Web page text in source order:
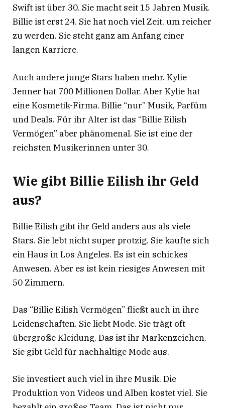
Swift ist über 30. Sie macht seit 15 Jahren Musik.
Billie ist erst 24. Sie hat noch viel Zeit, um reicher
zu werden. Sie steht ganz am Anfang einer
langen Karriere.
Auch andere junge Stars haben mehr. Kylie
Jenner hat 700 Millionen Dollar. Aber Kylie hat
eine Kosmetik-Firma. Billie “nur” Musik, Parfüm
und Deals. Für ihr Alter ist das “Billie Eilish
Vermögen” aber phänomenal. Sie ist eine der
reichsten Musikerinnen unter 30.
Wie gibt Billie Eilish ihr Geld
aus?
Billie Eilish gibt ihr Geld anders aus als viele
Stars. Sie lebt nicht super protzig. Sie kaufte sich
ein Haus in Los Angeles. Es ist ein schickes
Anwesen. Aber es ist kein riesiges Anwesen mit
50 Zimmern.
Das “Billie Eilish Vermögen” fließt auch in ihre
Leidenschaften. Sie liebt Mode. Sie trägt oft
übergroße Kleidung. Das ist ihr Markenzeichen.
Sie gibt Geld für nachhaltige Mode aus.
Sie investiert auch viel in ihre Musik. Die
Produktion von Videos und Alben kostet viel. Sie